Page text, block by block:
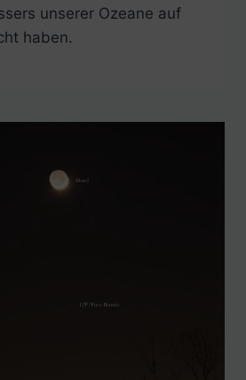
unserer Ozeane auf
haben.